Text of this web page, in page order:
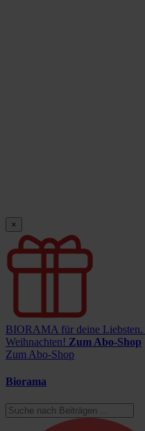
×
BIORAMA für deine Liebsten.
Weihnachten! Zum Abo-Shop
Zum Abo-Shop
Biorama